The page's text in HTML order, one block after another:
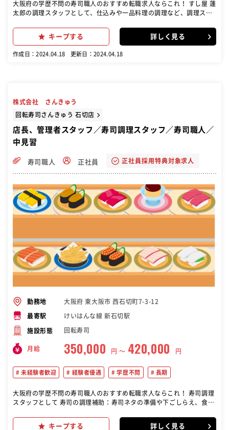
大阪府の学歴不問の寿司職人のおすすめ転職求人ならこれ！ すし屋 蓮
太郎の調理スタッフとして、仕込みや一品料理の調理など、調理スタ
の経験を存分に活かせて、更なるスキルアップも目指せる環境です！
『すし屋 蓮太郎』では、20～60代と幅広い年齢層の社員が在籍。 ス
キープする 詳しく見る
作成日：2024.04.18 更新日：2024.04.18
株式会社 さんきゅう
回転寿司さんきゅう 石切店
店長、管理者スタッフ／寿司調理スタッフ／寿司職人／
中見習
寿司職人 正社員 正社員採用特典対象求人
勤務地 大阪府 東大阪市 西石切町7-3-12
最寄駅 けいはんな線 新石切駅
施設形態 回転寿司
月給 350,000 円 〜 420,000 円
未経験者歓迎 経験者優遇 学歴不問 長期
大阪府の学歴不問の寿司職人のおすすめ転職求人ならこれ！ 寿司調理
スタッフとして 寿司の調理補助：寿司ネタの準備や下ごしらえ、食材
の握り方や盛り付けなど、寿司の調理全般を担当します。 食材管理：
キープする 詳しく見る